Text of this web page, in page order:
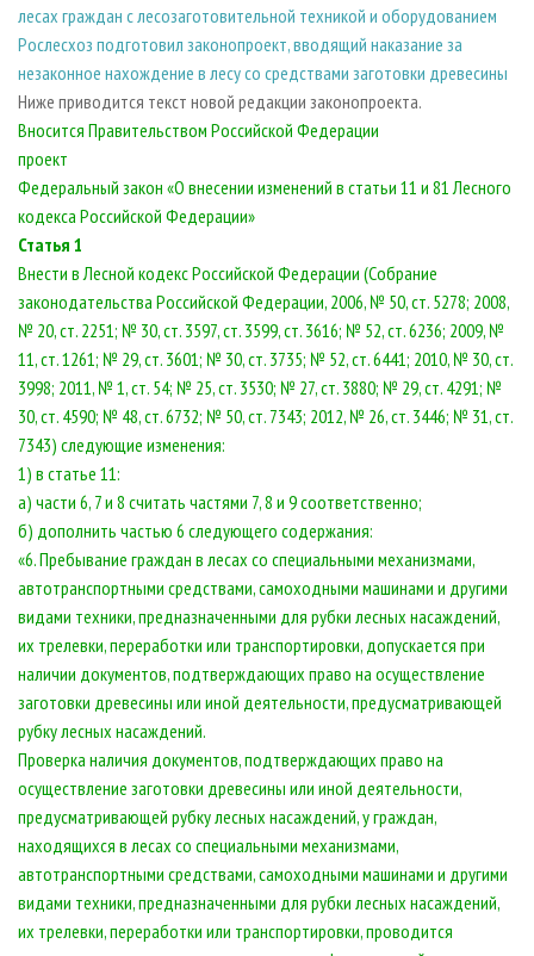
лесах граждан с лесозаготовительной техникой и оборудованием
Рослесхоз подготовил законопроект, вводящий наказание за
незаконное нахождение в лесу со средствами заготовки древесины
Ниже приводится текст новой редакции законопроекта.
Вносится Правительством Российской Федерации
проект
Федеральный закон «О внесении изменений в статьи 11 и 81 Лесного
кодекса Российской Федерации»
Статья 1
Внести в Лесной кодекс Российской Федерации (Собрание
законодательства Российской Федерации, 2006, № 50, ст. 5278; 2008,
№ 20, ст. 2251; № 30, ст. 3597, ст. 3599, ст. 3616; № 52, ст. 6236; 2009, №
11, ст. 1261; № 29, ст. 3601; № 30, ст. 3735; № 52, ст. 6441; 2010, № 30, ст.
3998; 2011, № 1, ст. 54; № 25, ст. 3530; № 27, ст. 3880; № 29, ст. 4291; №
30, ст. 4590; № 48, ст. 6732; № 50, ст. 7343; 2012, № 26, ст. 3446; № 31, ст.
7343) следующие изменения:
1) в статье 11:
а) части 6, 7 и 8 считать частями 7, 8 и 9 соответственно;
б) дополнить частью 6 следующего содержания:
«6. Пребывание граждан в лесах со специальными механизмами,
автотранспортными средствами, самоходными машинами и другими
видами техники, предназначенными для рубки лесных насаждений,
их трелевки, переработки или транспортировки, допускается при
наличии документов, подтверждающих право на осуществление
заготовки древесины или иной деятельности, предусматривающей
рубку лесных насаждений.
Проверка наличия документов, подтверждающих право на
осуществление заготовки древесины или иной деятельности,
предусматривающей рубку лесных насаждений, у граждан,
находящихся в лесах со специальными механизмами,
автотранспортными средствами, самоходными машинами и другими
видами техники, предназначенными для рубки лесных насаждений,
их трелевки, переработки или транспортировки, проводится